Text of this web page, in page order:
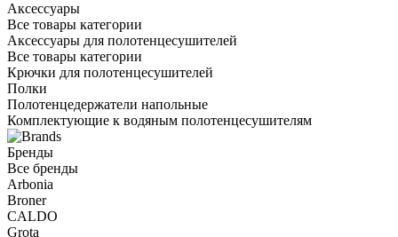
Аксессуары
Все товары категории
Аксессуары для полотенцесушителей
Все товары категории
Крючки для полотенцесушителей
Полки
Полотенцедержатели напольные
Комплектующие к водяным полотенцесушителям
Бренды
Все бренды
Arbonia
Broner
CALDO
Grota